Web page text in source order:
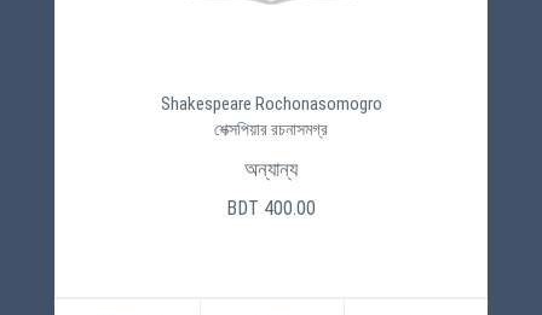
Shakespeare Rochonasomogro
শেক্সপিয়ার রচনাসমগ্র
অন্যান্য
BDT 400.00